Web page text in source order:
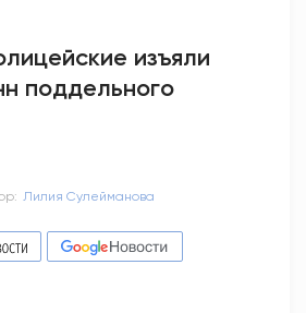
ОБРАЗОВАНИЕ
КУЛЬТУРА
СПОРТ
изъяли
поддельного
Лилия Сулейманова